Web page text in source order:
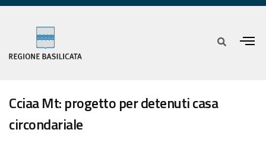
Cciaa Mt: progetto per detenuti casa
circondariale